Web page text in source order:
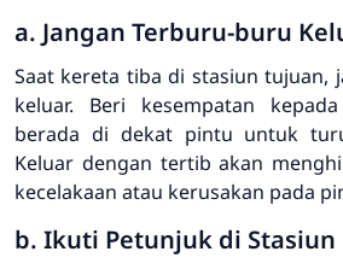
a. Jangan Terburu-buru
Saat kereta tiba di stasiun tujuan,
keluar. Beri kesempatan
berada di dekat pintu untuk
Keluar dengan tertib akan
kecelakaan atau kerusakan pada
b. Ikuti Petunjuk di Stasiun